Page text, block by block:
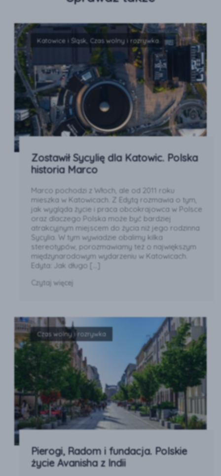
Katowice i Śląsk, Czas wolny i rozrywka
Zostawił Sycylię dla Katowic. Polska
historia Marco
Marco pochodzi z Włoch, ale od 2011 roku
mieszka w Katowicach. Z Edytą rozmawia o tym,
jak wygląda życie i praca obcokrajowca w Polsce
oraz dlaczego Polska może być bardziej
atrakcyjnym miejscem do życia niż jego rodzinna
Sycylia. W tym wywiadzie obalimy kilka
stereotypów, porozmawiamy też o największym
międzynarodowym wydarzeniu w Katowicach.
Edyta: Jak długo […]
Czytaj więcej
Czas wolny i rozrywka
Pierogi, Radom i fundacja. Polskie
życie Avanisha z Indii